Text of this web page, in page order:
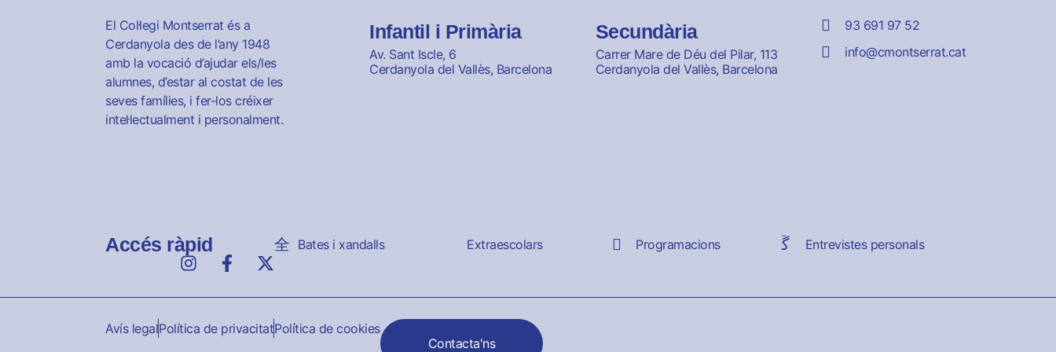
El Col·legi Montserrat és a
Cerdanyola des de l’any 1948
amb la vocació d’ajudar els/les
alumnes, d’estar al costat de les
seves famílies, i fer-los créixer
intel·lectualment i personalment.
Infantil i Primària
Av. Sant Iscle, 6
Cerdanyola del Vallès, Barcelona
Secundària
Carrer Mare de Déu del Pilar, 113
Cerdanyola del Vallès, Barcelona
93 691 97 52
info@cmontserrat.cat
Accés ràpid Bates i xandalls Extraescolars Programacions Entrevistes personals
Avís legalPolítica de privacitatPolítica de cookies
Contacta'ns